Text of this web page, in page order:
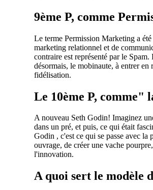
9ème P, comme
Le terme Permission Marketing a
marketing relationnel et de
contraire est représenté par le
désormais, le mobinaute, à entrer
fidélisation.
Le 10ème P, comme"
A nouveau Seth Godin! Imaginez
dans un pré, et puis, ce qui était
Godin , c'est ce qui se passe avec la
ouvrage, de créer une vache
l'innovation.
A quoi sert le modèle